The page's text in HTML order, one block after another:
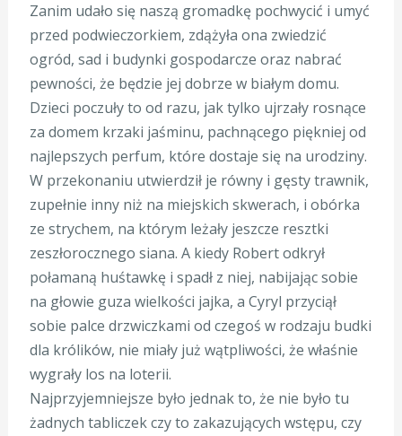
Zanim udało się naszą gromadkę pochwycić i umyć
przed podwieczorkiem, zdążyła ona zwiedzić
ogród, sad i budynki gospodarcze oraz nabrać
pewności, że będzie jej dobrze w białym domu.
Dzieci poczuły to od razu, jak tylko ujrzały rosnące
za domem krzaki jaśminu, pachnącego piękniej od
najlepszych perfum, które dostaje się na urodziny.
W przekonaniu utwierdził je równy i gęsty trawnik,
zupełnie inny niż na miejskich skwerach, i obórka
ze strychem, na którym leżały jeszcze resztki
zeszłorocznego siana. A kiedy Robert odkrył
połamaną huśtawkę i spadł z niej, nabijając sobie
na głowie guza wielkości jajka, a Cyryl przyciął
sobie palce drzwiczkami od czegoś w rodzaju budki
dla królików, nie miały już wątpliwości, że właśnie
wygrały los na loterii.
Najprzyjemniejsze było jednak to, że nie było tu
żadnych tabliczek czy to zakazujących wstępu, czy